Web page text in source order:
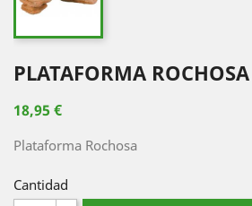
PLATAFORMA ROCHOSA
18,95 €
Plataforma Rochosa
Cantidad